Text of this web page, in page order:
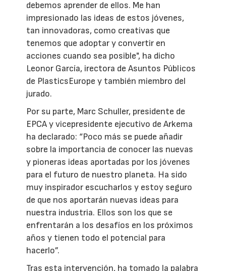
debemos aprender de ellos. Me han
impresionado las ideas de estos jóvenes,
tan innovadoras, como creativas que
tenemos que adoptar y convertir en
acciones cuando sea posible", ha dicho
Leonor García, irectora de Asuntos Públicos
de PlasticsEurope y también miembro del
jurado.
Por su parte, Marc Schuller, presidente de
EPCA y vicepresidente ejecutivo de Arkema
ha declarado: “Poco más se puede añadir
sobre la importancia de conocer las nuevas
y pioneras ideas aportadas por los jóvenes
para el futuro de nuestro planeta. Ha sido
muy inspirador escucharlos y estoy seguro
de que nos aportarán nuevas ideas para
nuestra industria. Ellos son los que se
enfrentarán a los desafíos en los próximos
años y tienen todo el potencial para
hacerlo”.
Tras esta intervención, ha tomado la palabra